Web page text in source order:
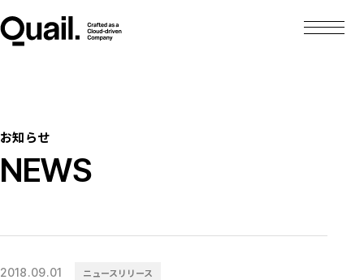
お知らせ
NEWS
2018.09.01 ニュースリリース